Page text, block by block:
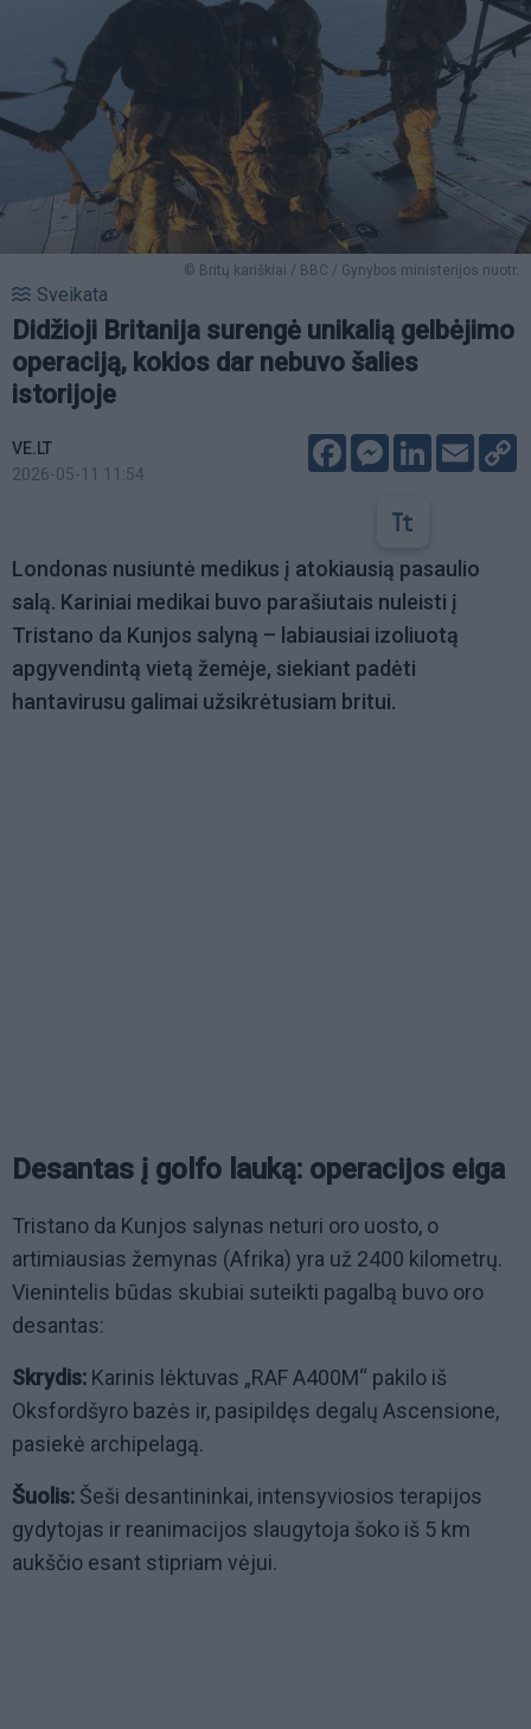
© Britų kariškiai / BBC / Gynybos ministerijos nuotr.
Sveikata
Didžioji Britanija surengė unikalią gelbėjimo
operaciją, kokios dar nebuvo šalies
istorijoje
VE.LT
2026-05-11 11:54
FacebookMessenger
LinkedIn
Email
Londonas nusiuntė medikus į atokiausią pasaulio
salą. Kariniai medikai buvo parašiutais nuleisti į
Tristano da Kunjos salyną – labiausiai izoliuotą
apgyvendintą vietą žemėje, siekiant padėti
hantavirusu galimai užsikrėtusiam britui.
Desantas į golfo lauką: operacijos eiga
Tristano da Kunjos salynas neturi oro uosto, o
artimiausias žemynas (Afrika) yra už 2400 kilometrų.
Vienintelis būdas skubiai suteikti pagalbą buvo oro
desantas:
Skrydis: Karinis lėktuvas „RAF A400M“ pakilo iš
Oksfordšyro bazės ir, pasipildęs degalų Ascensione,
pasiekė archipelagą.
Šuolis: Šeši desantininkai, intensyviosios terapijos
gydytojas ir reanimacijos slaugytoja šoko iš 5 km
aukščio esant stipriam vėjui.